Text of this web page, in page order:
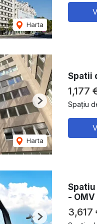
Harta
Harta
Next
Spatii
1,177
Spațiu
Next
- OMV
3,617